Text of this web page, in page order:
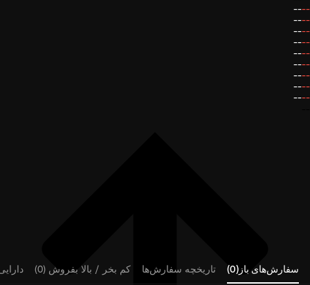
--
--
--
--
--
--
--
--
--
--
--
--
--
--
--
--
--
--
سفارش‌های باز(0) تاریخچه سفارش‌ها کم بخر / بالا بفروش (0)